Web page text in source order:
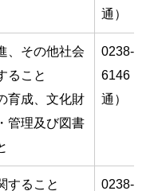
通）
、その他社会
ること
育成、文化財
管理及び図書
0238-85-
6146（直
通）
すること 0238-85-